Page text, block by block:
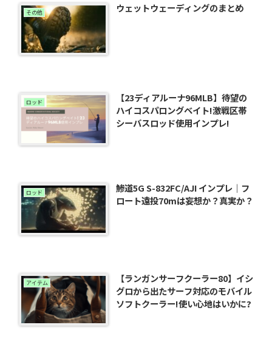
その他 ウェットウェーディングのまとめ
ロッド
【23ディアルーナ96MLB】待望の
ハイコスパロングベイト!激戦区帯
シーバスロッド使用インプレ!
ロッド
鯵道5G S-832FC/AJI インプレ｜フ
ロート遠投70mは妄想か？真実か？
アイテム
【ランガンサーフクーラー80】イシ
グロから出たサーフ対応のモバイル
ソフトクーラー!使い心地はいかに?